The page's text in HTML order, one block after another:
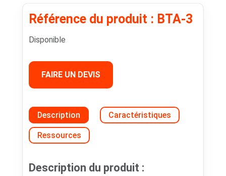
Référence du produit : BTA-3
Disponible
FAIRE UN DEVIS
Description Caractéristiques
Ressources
Description du produit :